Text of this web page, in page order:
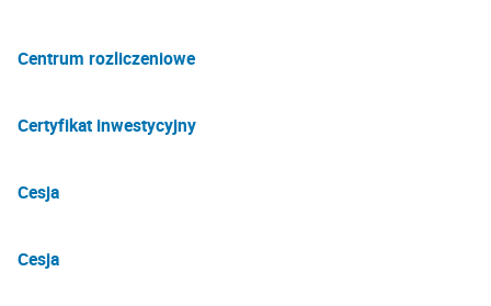
Centrum rozliczeniowe
Certyfikat inwestycyjny
Cesja
Cesja